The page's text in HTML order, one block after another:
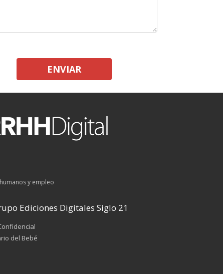
ENVIAR
y empleo
Ediciones Digitales Siglo 21
del Bebé